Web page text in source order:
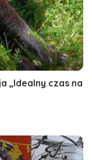
„Idealny czas na